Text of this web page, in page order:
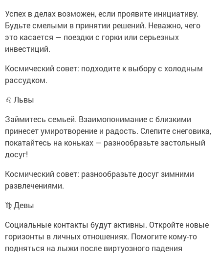
Успех в делах возможен, если проявите инициативу.
Будьте смелыми в принятии решений. Неважно, чего
это касается — поездки с горки или серьезных
инвестиций.
Космический совет: подходите к выбору с холодным
рассудком.
♌ Львы
Займитесь семьей. Взаимопонимание с близкими
принесет умиротворение и радость. Слепите снеговика,
покатайтесь на коньках — разнообразьте застольный
досуг!
Космический совет: разнообразьте досуг зимними
развлечениями.
♍ Девы
Социальные контакты будут активны. Откройте новые
горизонты в личных отношениях. Помогите кому-то
подняться на лыжи после виртуозного падения